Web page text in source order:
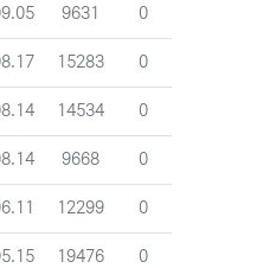
조회
9631 추천
0
조회
15283 추천
0
조회
14534 추천
0
조회
9668 추천
0
조회
12299 추천
0
조회
19476 추천
0